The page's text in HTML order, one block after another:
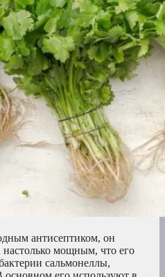
антисептиком, он
мощным, что его
сальмонеллы,